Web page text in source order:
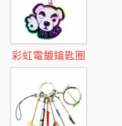
彩虹電鍍鑰匙圈